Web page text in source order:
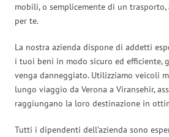
mobili, o semplicemente di un
per te.
La nostra azienda dispone di addetti
i tuoi beni in modo sicuro ed efficiente,
venga danneggiato. Utilizziamo veicoli
lungo viaggio da Verona a Viransehir,
raggiungano la loro destinazione in
Tutti i dipendenti dell’azienda sono